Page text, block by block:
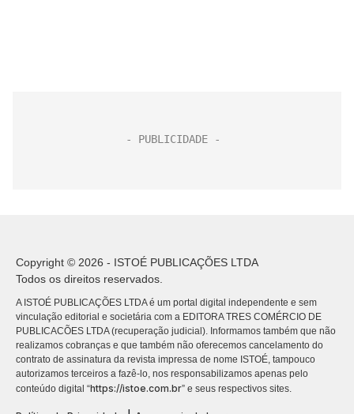
Copyright © 2026 - ISTOÉ PUBLICAÇÕES LTDA
Todos os direitos reservados.
A ISTOÉ PUBLICAÇÕES LTDA é um portal digital independente e sem
vinculação editorial e societária com a EDITORA TRES COMÉRCIO DE
PUBLICACÕES LTDA (recuperação judicial). Informamos também que não
realizamos cobranças e que também não oferecemos cancelamento do
contrato de assinatura da revista impressa de nome ISTOÉ, tampouco
autorizamos terceiros a fazê-lo, nos responsabilizamos apenas pelo
conteúdo digital “https://istoe.com.br” e seus respectivos sites.